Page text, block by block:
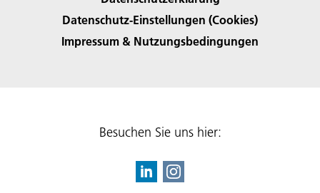
Datenschutz-Einstellungen (Cookies)
Impressum & Nutzungsbedingungen
Besuchen Sie uns hier: